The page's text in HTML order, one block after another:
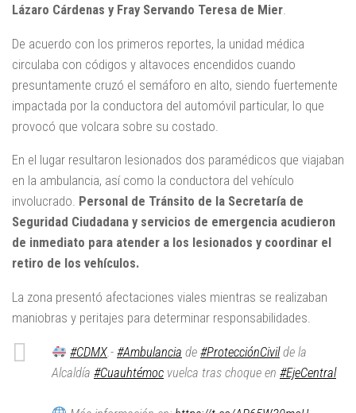
Lázaro Cárdenas y Fray Servando Teresa de Mier
De acuerdo con los primeros reportes, la unidad médica
circulaba con códigos y altavoces encendidos cuando
presuntamente cruzó el semáforo en alto, siendo fuertemente
impactada por la conductora del automóvil particular, lo que
provocó que volcara sobre su costado.
En el lugar resultaron lesionados dos paramédicos que viajaban
en la ambulancia, así como la conductora del vehículo
involucrado. Personal de Tránsito de la Secretaría de
Seguridad Ciudadana y servicios de emergencia acudieron
de inmediato para atender a los lesionados y coordinar el
retiro de los vehículos.
La zona presentó afectaciones viales mientras se realizaban
maniobras y peritajes para determinar responsabilidades.
#CDMX .-#Ambulancia de#ProtecciónCivilde la
Alcaldía #Cuauhtémoc vuelca tras choque en #EjeCentral